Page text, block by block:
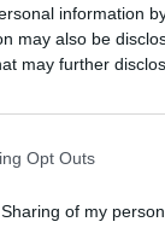
information
may also be
may further
Opt Outs
of my